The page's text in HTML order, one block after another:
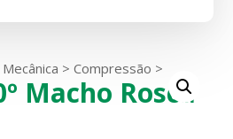
Mecânica >Compressão >
Macho Rosca